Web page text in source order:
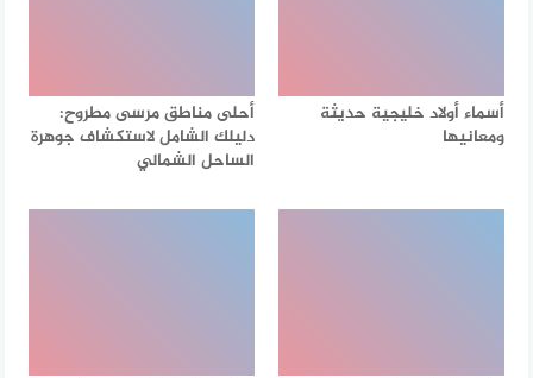
أسماء أولاد خليجية حديثة
ومعانيها
أحلى مناطق مرسى مطروح:
دليلك الشامل لاستكشاف جوهرة
الساحل الشمالي